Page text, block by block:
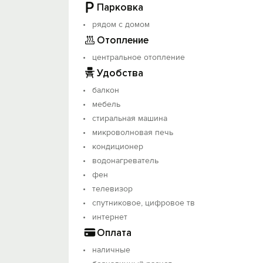
поликлиника №1, Детская стомат.
Кафе, рестораны.
Условия бронирования:
- При заселении предоставляется
родителями.
- В случае выселения раньше
- В квартире запрещено курить любой
- Можно с детьми.
- С животными по договоренности за
Бесконтактное заселение.
Парковка
рядом с домом
Отопление
центральное отопление
Удобства
балкон
мебель
стиральная машина
микроволновая печь
кондиционер
водонагреватель
фен
телевизор
спутниковое, цифровое тв
интернет
Оплата
наличные